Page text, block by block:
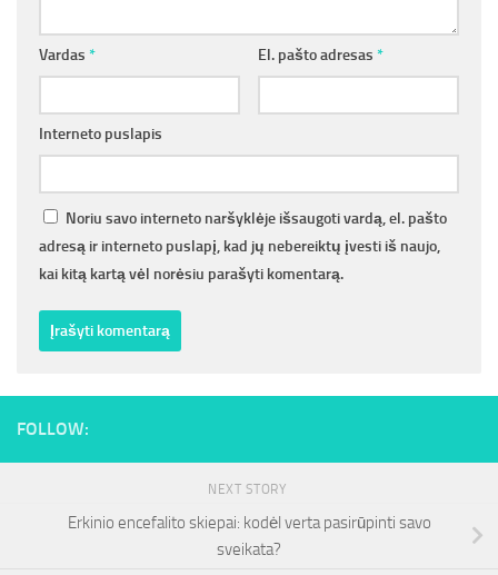
Vardas * El. pašto adresas *
Interneto puslapis
Noriu savo interneto naršyklėje išsaugoti vardą, el. pašto
adresą ir interneto puslapį, kad jų nebereiktų įvesti iš naujo,
kai kitą kartą vėl norėsiu parašyti komentarą.
FOLLOW:
NEXT STORY
Erkinio encefalito skiepai: kodėl verta pasirūpinti savo
sveikata?